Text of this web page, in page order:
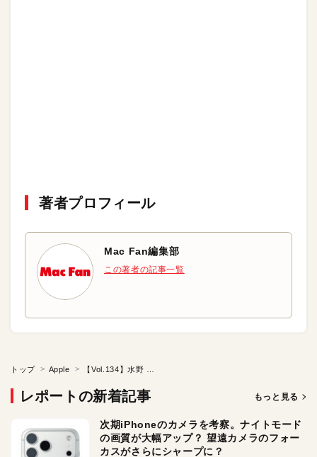
著者プロフィール
Mac Fan編集部
この著者の記事一覧
トップ Apple
レポートの新着記事 もっと見る
次期iPhoneのカメラを考察。ナイトモード
の画質が大幅アップ？ 望遠カメラのフォー
カスがさらにシャープに？